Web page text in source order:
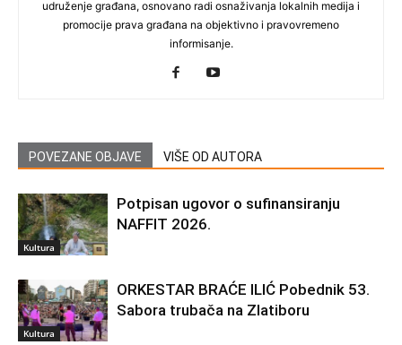
udruženje građana, osnovano radi osnaživanja lokalnih medija i
promocije prava građana na objektivno i pravovremeno
informisanje.
POVEZANE OBJAVE VIŠE OD AUTORA
Kultura
Potpisan ugovor o sufinansiranju
NAFFIT 2026.
Kultura
ORKESTAR BRAĆE ILIĆ Pobednik 53.
Sabora trubača na Zlatiboru